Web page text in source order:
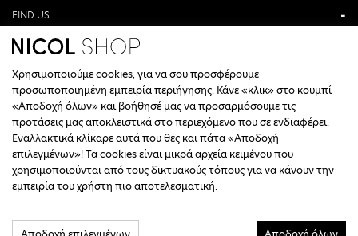
FIND US
ANTONIOU KAMARA 3, VERIA, GREECE
+30 23310 76336
CALL CENTER HOURS
ΔΕΥΤΕΡΑ, ΤΕΤΑΡΤΗ: 09:00 - 14:30
ΤΡΙΤΗ, ΠΕΜΠΤΗ, ΠΑΡΑΣΚΕΥΗ: 09:30 - 14:00 & 17:30 - 21:00
ΣΑΒΒΑΤΟ: 09:30 - 14:30
Χρησιμοποιούμε cookies, για να σου προσφέρουμε
προσωποποιημένη εμπειρία περιήγησης. Κάνε «κλικ» στο κουμπί
«Αποδοχή όλων» και βοήθησέ μας να προσαρμόσουμε τις
προτάσεις μας αποκλειστικά στο περιεχόμενο που σε ενδιαφέρει.
Εναλλακτικά κλίκαρε αυτά που θες και πάτα «Αποδοχή
επιλεγμένων»! Τα cookies είναι μικρά αρχεία κειμένου που
χρησιμοποιούνται από τους δικτυακούς τόπους για να κάνουν την
εμπειρία του χρήστη πιο αποτελεσματική.